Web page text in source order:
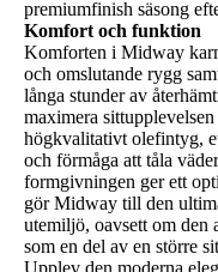
premiumfinish säsong
Komfort och funktion
Komforten i Midway
och omslutande rygg
långa stunder av
maximera
högkvalitativt olefintyg,
och förmåga att tåla
formgivningen ger ett
gör Midway till den
utemiljö, oavsett om den
som en del av en större